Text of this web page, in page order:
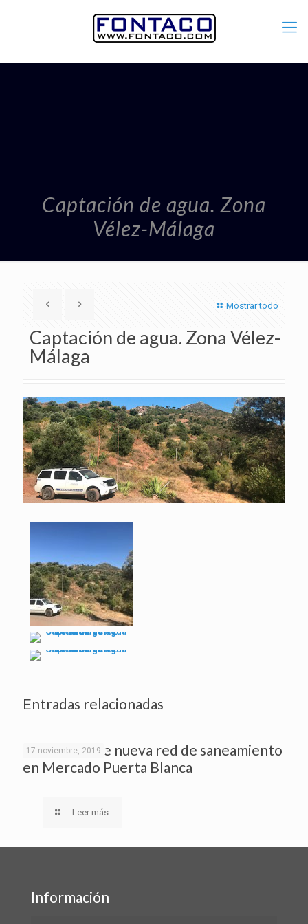
Captación de agua. Zona
Vélez-Málaga
Mostrar todo
Captación de agua. Zona Vélez-
Málaga
Entradas relacionadas
17 noviembre, 2019
Instalación de nueva red de saneamiento
en Mercado Puerta Blanca
Leer más
Información